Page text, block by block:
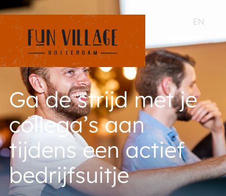
EN
Ga de strijd met je
collega’s aan
tijdens een actief
bedrijfsuitje